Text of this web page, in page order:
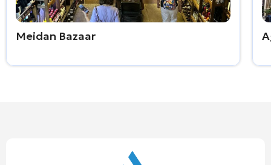
Meidan Bazaar